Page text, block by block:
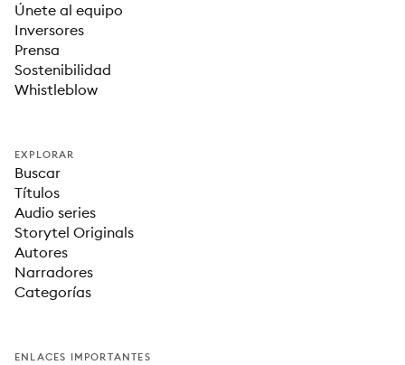
Únete al equipo
Inversores
Prensa
Sostenibilidad
Whistleblow
EXPLORAR
Buscar
Títulos
Audio series
Storytel Originals
Autores
Narradores
Categorías
ENLACES IMPORTANTES